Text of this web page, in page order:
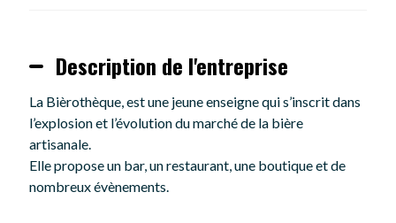
Description de l'entreprise
La Bièrothèque, est une jeune enseigne qui s’inscrit dans
l’explosion et l’évolution du marché de la bière
artisanale.
Elle propose un bar, un restaurant, une boutique et de
nombreux évènements.